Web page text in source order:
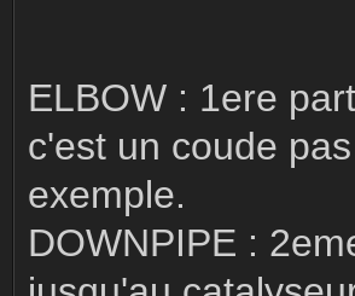
ELBOW : 1ere
c'est un coude
exemple.
DOWNPIPE :